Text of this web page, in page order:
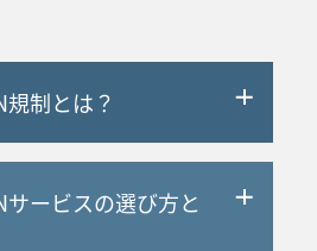
制とは？
中国工業情報化部は「イン
ービス市場の浄化及び規範
关于清理规范互联网网络接入
ービスの選び方と